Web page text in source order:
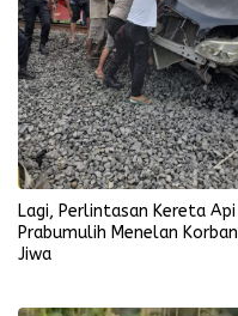
Lagi, Perlintasan Kereta Api
Prabumulih Menelan Korban
Jiwa